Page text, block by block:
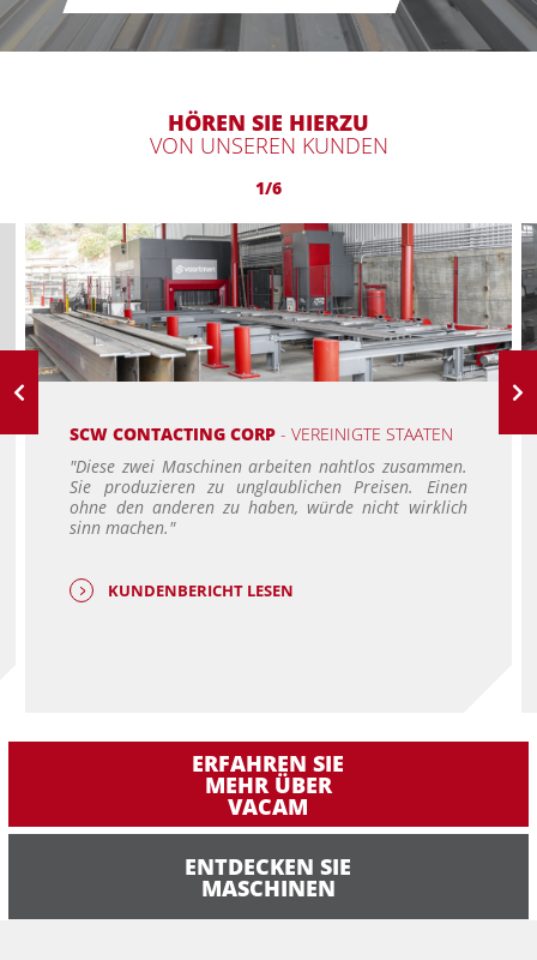
HÖREN SIE HIERZU
VON UNSEREN KUNDEN
1/6
SCW CONTACTING CORP- VEREINIGTE STAATEN
"Diese zwei Maschinen arbeiten nahtlos zusammen.
Sie produzieren zu unglaublichen Preisen. Einen
ohne den anderen zu haben, würde nicht wirklich
sinn machen."
KUNDENBERICHT LESEN
ERFAHREN SIE
MEHR ÜBER
VACAM
ENTDECKEN SIE
MASCHINEN